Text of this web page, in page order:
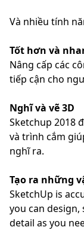
Và nhiều tính
Tốt hơn và
Nâng cấp các
tiếp cận cho
Nghĩ và vẽ 3D
Sketchup 2018
và trình cắm
nghĩ ra.
Tạo ra những
SketchUp is
you can
detail as you